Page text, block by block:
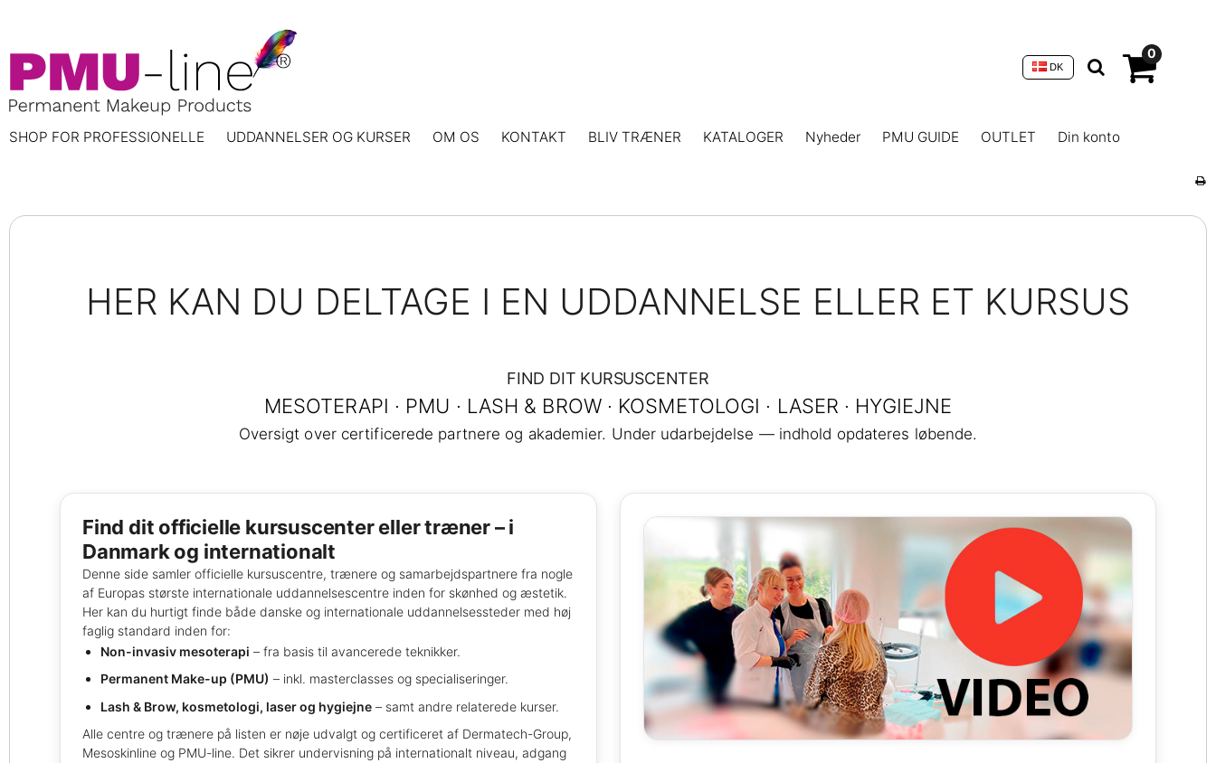
0
DK
SHOP FOR PROFESSIONELLE UDDANNELSER OG KURSER OM OS KONTAKT BLIV TRÆNER KATALOGER Nyheder PMU GUIDE OUTLET Din konto
HER KAN DU DELTAGE I EN UDDANNELSE ELLER ET KURSUS
FIND DIT KURSUSCENTER
MESOTERAPI · PMU · LASH & BROW · KOSMETOLOGI · LASER · HYGIEJNE
Oversigt over certificerede partnere og akademier. Under udarbejdelse — indhold opdateres løbende.
Find dit officielle kursuscenter eller træner – i
Danmark og internationalt
Denne side samler officielle kursuscentre, trænere og samarbejdspartnere fra nogle
af Europas største internationale uddannelsescentre inden for skønhed og æstetik.
Her kan du hurtigt finde både danske og internationale uddannelsessteder med høj
faglig standard inden for:
Non-invasiv mesoterapi – fra basis til avancerede teknikker.
Permanent Make-up (PMU) – inkl. masterclasses og specialiseringer.
Lash & Brow, kosmetologi, laser og hygiejne – samt andre relaterede kurser.
Alle centre og trænere på listen er nøje udvalgt og certificeret af Dermatech-Group,
Mesoskinline og PMU-line. Det sikrer undervisning på internationalt niveau, adgang